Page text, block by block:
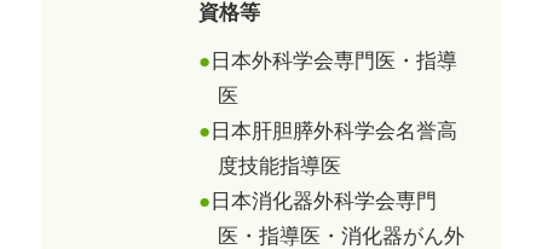
資格等
日本外科学会専門医・指導
医
日本肝胆膵外科学会名誉高
度技能指導医
日本消化器外科学会専門
医・指導医・消化器がん外